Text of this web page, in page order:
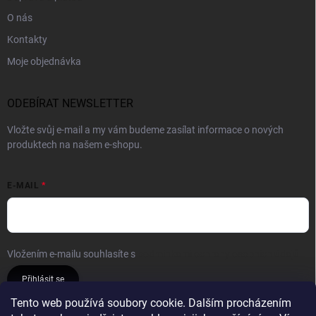
Tento web používá soubory cookie. Dalším procházením
O nás
Kontakty
Moje objednávka
ODEBÍRAT NEWSLETTER
Vložte svůj e-mail a my vám budeme zasílat informace o nových
produktech na našem e-shopu.
E-MAIL
Vložením e-mailu souhlasíte s
Přihlásit se